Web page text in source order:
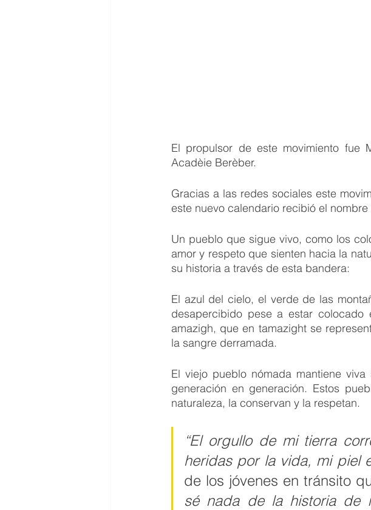
El propulsor de este movimiento fue
Acadèie Berèber.
Gracias a las redes sociales este
este nuevo calendario recibió el
Un pueblo que sigue vivo, como los
amor y respeto que sienten hacia la
su historia a través de esta bandera:
El azul del cielo, el verde de las
desapercibido pese a estar
amazigh, que en tamazight se
la sangre derramada.
El viejo pueblo nómada mantiene
generación en generación. Estos
naturaleza, la conservan y la respetan.
“El orgullo de mi tierra
heridas por la vida, mi piel
de los jóvenes en tránsito
sé nada de la historia de